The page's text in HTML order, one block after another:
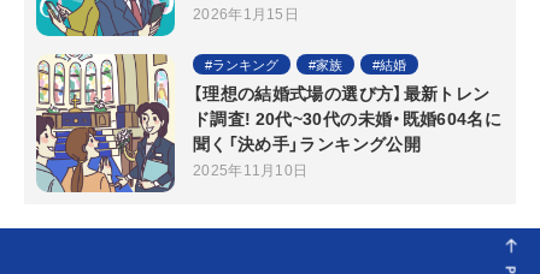
2026年1月15日
ランキング 家族 結婚
【理想の結婚式場の選び方】最新トレン
ド調査! 20代~30代の未婚・既婚604名に
聞く「決め手」ランキング公開
2025年11月10日